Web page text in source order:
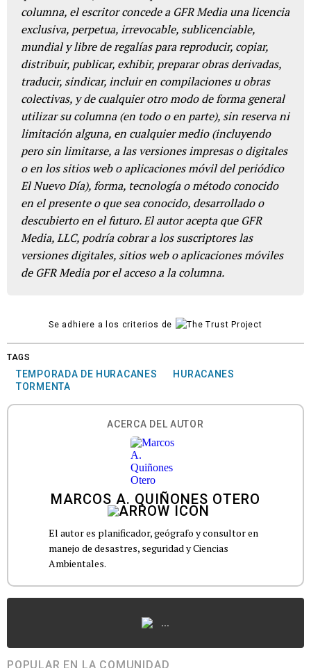
columna, el escritor concede a GFR Media una licencia
exclusiva, perpetua, irrevocable, sublicenciable,
mundial y libre de regalías para reproducir, copiar,
distribuir, publicar, exhibir, preparar obras derivadas,
traducir, sindicar, incluir en compilaciones u obras
colectivas, y de cualquier otro modo de forma general
utilizar su columna (en todo o en parte), sin reserva ni
limitación alguna, en cualquier medio (incluyendo
pero sin limitarse, a las versiones impresas o digitales
o en los sitios web o aplicaciones móvil del periódico
El Nuevo Día), forma, tecnología o método conocido
en el presente o que sea conocido, desarrollado o
descubierto en el futuro. El autor acepta que GFR
Media, LLC, podría cobrar a los suscriptores las
versiones digitales, sitios web o aplicaciones móviles
de GFR Media por el acceso a la columna.
Se adhiere a los criterios de
TAGS
TEMPORADA DE HURACANES
HURACANES
TORMENTA
ACERCA DEL AUTOR
MARCOS A. QUIÑONES OTERO
El autor es planificador, geógrafo y consultor en
manejo de desastres, seguridad y Ciencias
Ambientales.
...
POPULAR EN LA COMUNIDAD